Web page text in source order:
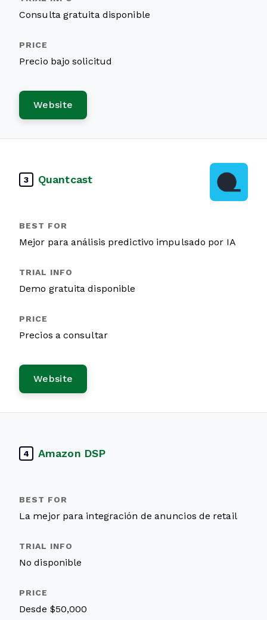
Consulta gratuita disponible
Precio bajo solicitud
Website
3 Quantcast
Mejor para análisis predictivo impulsado por IA
Demo gratuita disponible
Precios a consultar
Website
4 Amazon DSP
La mejor para integración de anuncios de retail
No disponible
Desde $50,000